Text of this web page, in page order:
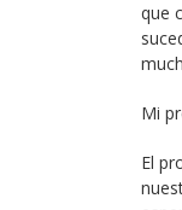
que
Mi
El